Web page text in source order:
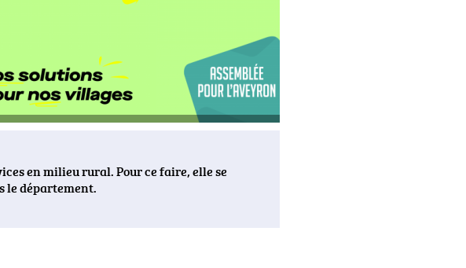
en milieu rural. Pour ce faire, elle se
le département.